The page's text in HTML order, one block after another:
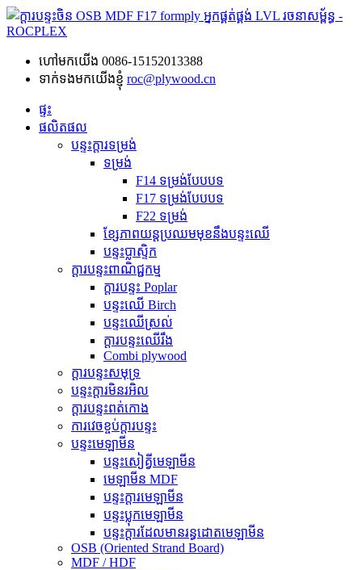
ហៅមកយើង 0086-15152013388
ទាក់ទងមកយើងខ្ញុំ roc@plywood.cn
ផ្ទះ
ផលិតផល
បន្ទះក្តារទម្រង់
ទម្រង់
F14 ទម្រង់បែបបទ
F17 ទម្រង់បែបបទ
F22 ទម្រង់
ខ្សែភាពយន្តប្រឈមមុខនឹងបន្ទះឈើ
បន្ទះប្លាស្ទិក
ក្តារបន្ទះពាណិជ្ជកម្ម
ក្តារបន្ទះ Poplar
បន្ទះឈើ Birch
បន្ទះឈើស្រល់
ក្តារបន្ទះឈើរឹង
Combi plywood
ក្តារបន្ទះសមុទ្រ
បន្ទះក្តារមិនរអិល
ក្តារបន្ទះពត់កោង
ការវេចខ្ចប់ក្តារបន្ទះ
បន្ទះមេឡាមីន
បន្ទះសៀគ្វីមេឡាមីន
មេឡាមីន MDF
បន្ទះក្តារមេឡាមីន
បន្ទះប្លុកមេឡាមីន
បន្ទះក្តារដែលមានរន្ធដោតមេឡាមីន
OSB (Oriented Strand Board)
MDF / HDF